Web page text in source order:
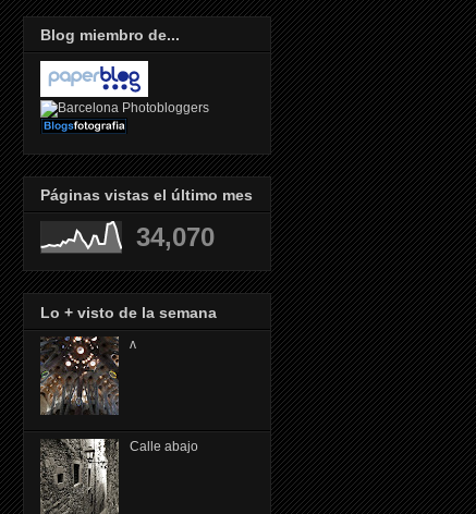
Blog miembro de...
Páginas vistas el último mes
34,070
Lo + visto de la semana
ᴧ
Calle abajo